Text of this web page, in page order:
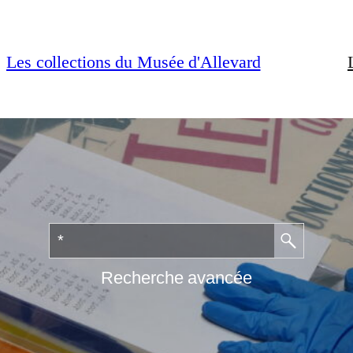
Les collections du Musée d'Allevard
Recherche avancée